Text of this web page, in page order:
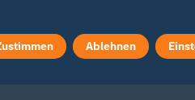
jedoch nur für wenige
Ablehnen